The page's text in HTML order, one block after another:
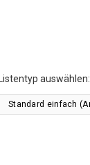
Listentyp auswählen: